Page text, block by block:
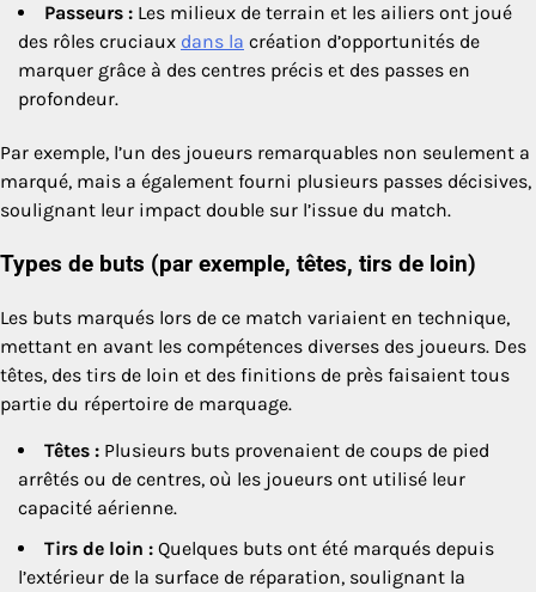
Passeurs : Les milieux de terrain et les ailiers ont joué
des rôles cruciaux dans la création d’opportunités de
marquer grâce à des centres précis et des passes en
profondeur.
Par exemple, l’un des joueurs remarquables non seulement a
marqué, mais a également fourni plusieurs passes décisives,
soulignant leur impact double sur l’issue du match.
Types de buts (par exemple, têtes, tirs de loin)
Les buts marqués lors de ce match variaient en technique,
mettant en avant les compétences diverses des joueurs. Des
têtes, des tirs de loin et des finitions de près faisaient tous
partie du répertoire de marquage.
Têtes : Plusieurs buts provenaient de coups de pied
arrêtés ou de centres, où les joueurs ont utilisé leur
capacité aérienne.
Tirs de loin : Quelques buts ont été marqués depuis
l’extérieur de la surface de réparation, soulignant la